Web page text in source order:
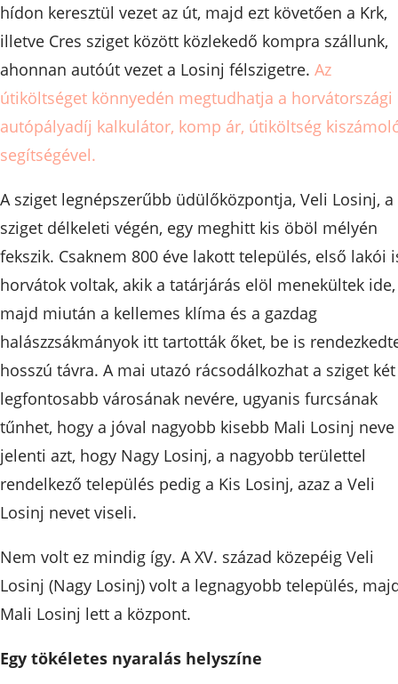
hídon keresztül vezet az út, majd ezt követően a Krk,
illetve Cres sziget között közlekedő kompra szállunk,
ahonnan autóút vezet a Losinj félszigetre. Az
útiköltséget könnyedén megtudhatja a horvátországi
autópályadíj kalkulátor, komp ár, útiköltség
segítségével.
A sziget legnépszerűbb üdülőközpontja, Veli Losinj, a
sziget délkeleti végén, egy meghitt kis öböl mélyén
fekszik. Csaknem 800 éve lakott település, első lakói
horvátok voltak, akik a tatárjárás elöl menekültek ide,
majd miután a kellemes klíma és a gazdag
halászzsákmányok itt tartották őket, be is
hosszú távra. A mai utazó rácsodálkozhat a sziget két
legfontosabb városának nevére, ugyanis furcsának
tűnhet, hogy a jóval nagyobb kisebb Mali Losinj neve
jelenti azt, hogy Nagy Losinj, a nagyobb területtel
rendelkező település pedig a Kis Losinj, azaz a Veli
Losinj nevet viseli.
Nem volt ez mindig így. A XV. század közepéig Veli
Losinj (Nagy Losinj) volt a legnagyobb település,
Mali Losinj lett a központ.
Egy tökéletes nyaralás helyszíne